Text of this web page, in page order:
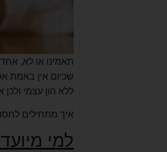
תאמינו או לא,
שכיום אין באמת
ללא הון עצמי
איך מתחילים
למי